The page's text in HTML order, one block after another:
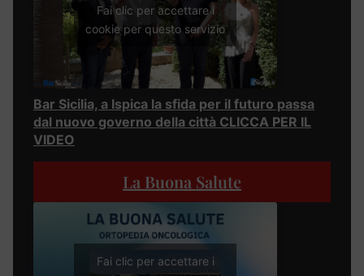
Fai clic per accettare i
cookie per questo servizio
Bar Sicilia, a Ispica la sfida per il futuro passa
dal nuovo governo della città CLICCA PER IL
VIDEO
La Buona Salute
Fai clic per accettare i